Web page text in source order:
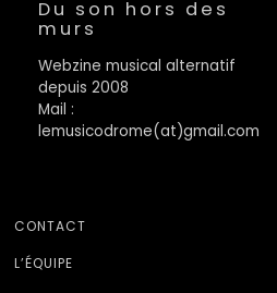
Du son hors des
murs
Webzine musical alternatif
depuis 2008
Mail :
lemusicodrome(at)gmail.com
CONTACT
L’ÉQUIPE